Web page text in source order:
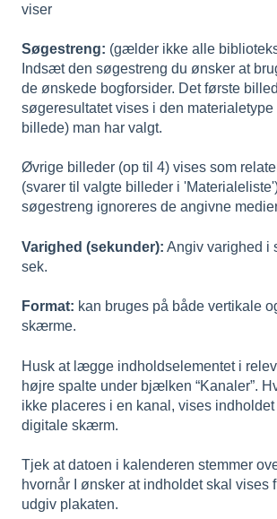
viser
Søgestreng: (gælder ikke alle
Indsæt den søgestreng du ønsker at
de ønskede bogforsider. Det første
søgeresultatet vises i den materialetype
billede) man har valgt.
Øvrige billeder (op til 4) vises som
(svarer til valgte billeder i
søgestreng ignoreres de angivne
Varighed (sekunder): Angiv varighed i
sek.
Format: kan bruges på både vertikale
skærme.
Husk at lægge indholdselementet i
højre spalte under bjælken “Kanaler”.
ikke placeres i en kanal, vises
digitale skærm.
Tjek at datoen i kalenderen stemmer
hvornår I ønsker at indholdet skal vises
udgiv plakaten.